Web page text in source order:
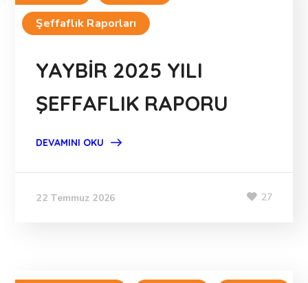
Şeffaflık Raporları
YAYBİR 2025 YILI
ŞEFFAFLIK RAPORU
DEVAMINI OKU
22 Temmuz 2026 27